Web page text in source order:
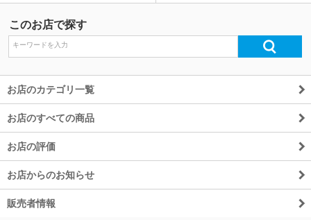
このお店で探す
お店のカテゴリ一覧
お店のすべての商品
お店の評価
お店からのお知らせ
販売者情報